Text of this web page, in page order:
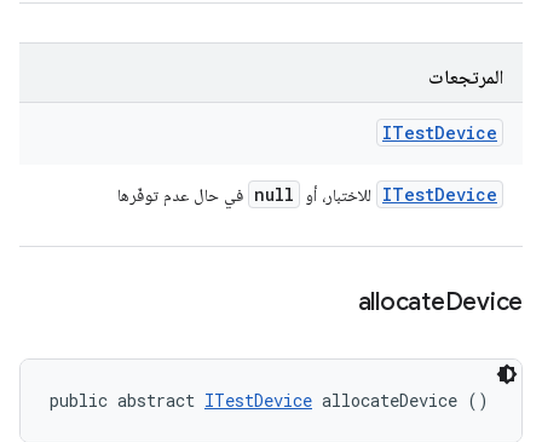
المرتجعات
ITestDevice
ITestDevice للاختبار، أو null في حال عدم توفّرها
allocateDevice
public abstract ITestDevice allocateDevice ()